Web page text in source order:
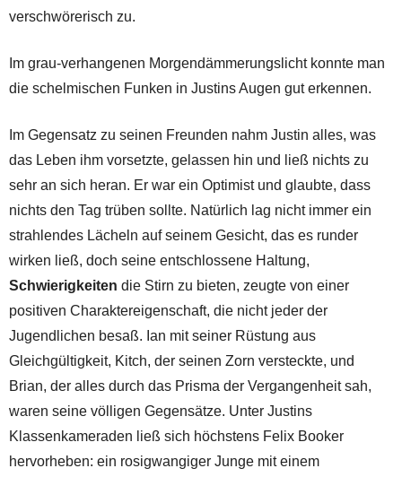
verschwörerisch zu.
Im grau-verhangenen Morgendämmerungslicht konnte man
die schelmischen Funken in Justins Augen gut erkennen.
Im Gegensatz zu seinen Freunden nahm Justin alles, was
das Leben ihm vorsetzte, gelassen hin und ließ nichts zu
sehr an sich heran. Er war ein Optimist und glaubte, dass
nichts den Tag trüben sollte. Natürlich lag nicht immer ein
strahlendes Lächeln auf seinem Gesicht, das es runder
wirken ließ, doch seine entschlossene Haltung,
Schwierigkeiten die Stirn zu bieten, zeugte von einer
positiven Charaktereigenschaft, die nicht jeder der
Jugendlichen besaß. Ian mit seiner Rüstung aus
Gleichgültigkeit, Kitch, der seinen Zorn versteckte, und
Brian, der alles durch das Prisma der Vergangenheit sah,
waren seine völligen Gegensätze. Unter Justins
Klassenkameraden ließ sich höchstens Felix Booker
hervorheben: ein rosigwangiger Junge mit einem